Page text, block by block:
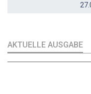
AKTUELLE AUSGABE